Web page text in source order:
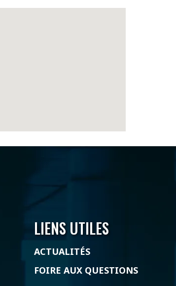
LIENS UTILES
ACTUALITÉS
FOIRE AUX QUESTIONS